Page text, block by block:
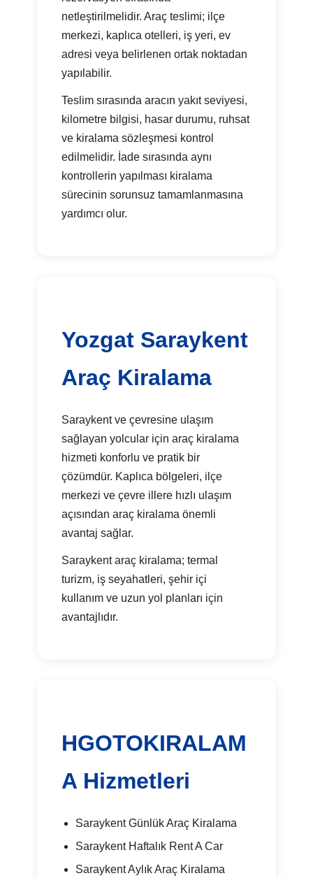
netleştirilmelidir. Araç teslimi; ilçe
merkezi, kaplıca otelleri, iş yeri, ev
adresi veya belirlenen ortak noktadan
yapılabilir.
Teslim sırasında aracın yakıt seviyesi,
kilometre bilgisi, hasar durumu, ruhsat
ve kiralama sözleşmesi kontrol
edilmelidir. İade sırasında aynı
kontrollerin yapılması kiralama
sürecinin sorunsuz tamamlanmasına
yardımcı olur.
Yozgat Saraykent
Araç Kiralama
Saraykent ve çevresine ulaşım
sağlayan yolcular için araç kiralama
hizmeti konforlu ve pratik bir
çözümdür. Kaplıca bölgeleri, ilçe
merkezi ve çevre illere hızlı ulaşım
açısından araç kiralama önemli
avantaj sağlar.
Saraykent araç kiralama; termal
turizm, iş seyahatleri, şehir içi
kullanım ve uzun yol planları için
avantajlıdır.
HGOTOKIRALAM
A Hizmetleri
Saraykent Günlük Araç Kiralama
Saraykent Haftalık Rent A Car
Saraykent Aylık Araç Kiralama